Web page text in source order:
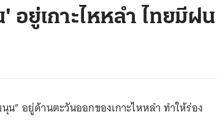
ยู่เกาะไหหลำ ไทยมีฝน
น” อยู่ด้านตะวันออกของเกาะไหหลำ ทำให้ร่อง